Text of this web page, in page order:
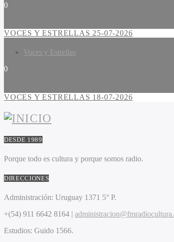
0
VOCES Y ESTRELLAS 25-07-2026
Voces y Estrellas
0
VOCES Y ESTRELLAS 18-07-2026
DESDE 1989
Porque todo es cultura y porque somos radio.
DIRECCIONES
Administración: Uruguay 1371 5° P.
+(54) 911 6642 8164 |
Estudios: Guido 1566.